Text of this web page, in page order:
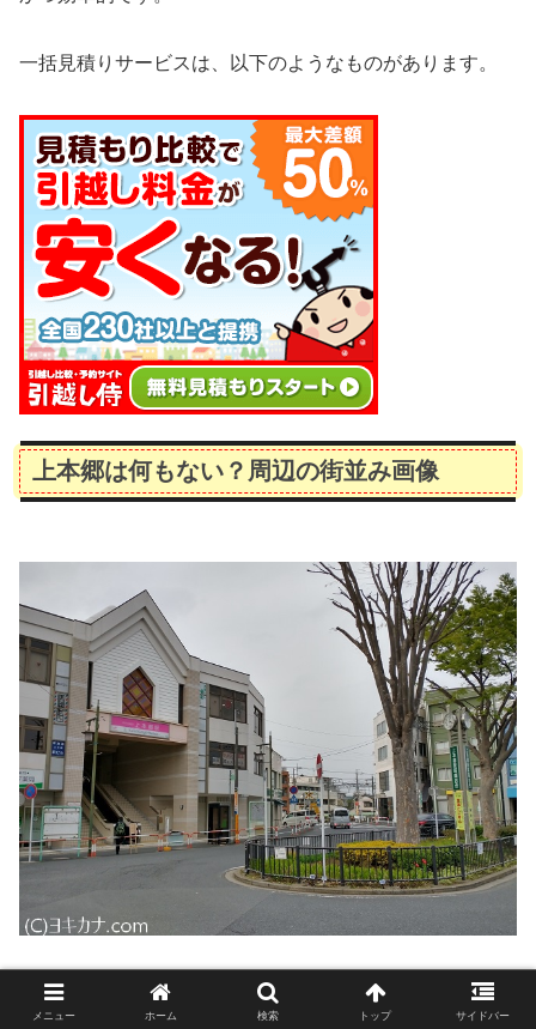
一括見積りサービスは、以下のようなものがあります。
上本郷は何もない？周辺の街並み画像
メニュー ホーム 検索 トップ サイドバー